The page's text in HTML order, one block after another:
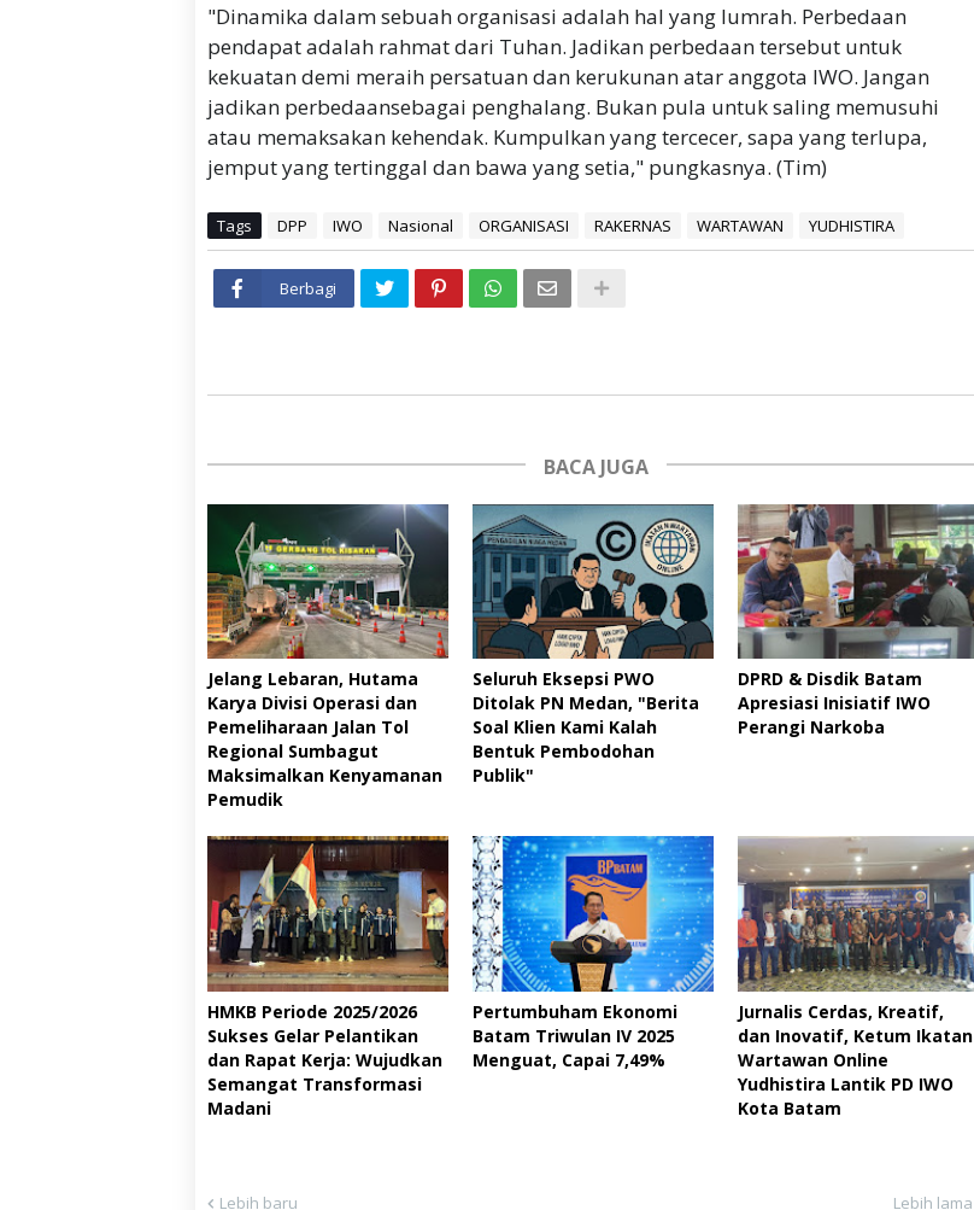
"Dinamika dalam sebuah organisasi adalah hal yang lumrah. Perbedaan
pendapat adalah rahmat dari Tuhan. Jadikan perbedaan tersebut untuk
kekuatan demi meraih persatuan dan kerukunan atar anggota IWO. Jangan
jadikan perbedaansebagai penghalang. Bukan pula untuk saling memusuhi
atau memaksakan kehendak. Kumpulkan yang tercecer, sapa yang terlupa,
jemput yang tertinggal dan bawa yang setia," pungkasnya. (Tim)
Tags DPP IWO Nasional ORGANISASI RAKERNAS WARTAWAN YUDHISTIRA
Berbagi
BACA JUGA
Jelang Lebaran, Hutama
Karya Divisi Operasi dan
Pemeliharaan Jalan Tol
Regional Sumbagut
Maksimalkan Kenyamanan
Pemudik
Seluruh Eksepsi PWO
Ditolak PN Medan, "Berita
Soal Klien Kami Kalah
Bentuk Pembodohan
Publik"
DPRD & Disdik Batam
Apresiasi Inisiatif IWO
Perangi Narkoba
HMKB Periode 2025/2026
Sukses Gelar Pelantikan
dan Rapat Kerja: Wujudkan
Semangat Transformasi
Madani
Pertumbuham Ekonomi
Batam Triwulan IV 2025
Menguat, Capai 7,49%
Jurnalis Cerdas, Kreatif,
dan Inovatif, Ketum Ikatan
Wartawan Online
Yudhistira Lantik PD IWO
Kota Batam
Lebih baru Lebih lama